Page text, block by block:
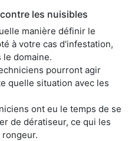
les nuisibles
manière définir le
à votre cas d'infestation,
le domaine.
pourront agir
quelle situation avec les
ont eu le temps de se
de dératiseur, ce qui les